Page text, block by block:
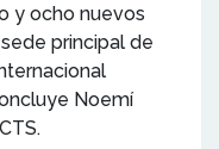
y ocho nuevos
principal de
Noemí